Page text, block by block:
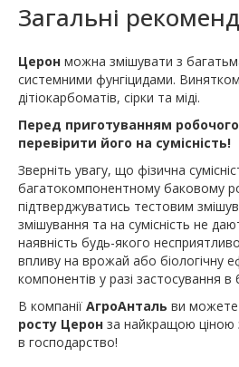
Загальні
Церон можна змішувати з
системними фунгіцидами.
дітіокарбоматів, сірки та міді.
Перед приготуванням
перевірити його на сумісність!
Зверніть увагу, що фізична
багатокомпонентному баковому
підтверджуватись тестовим
змішування та на сумісність не
наявність будь-якого
впливу на врожай або біологічну
компонентів у разі застосування в
В компанії АгроАнталь ви можете
росту Церон за найкращою ціною
в господарство!